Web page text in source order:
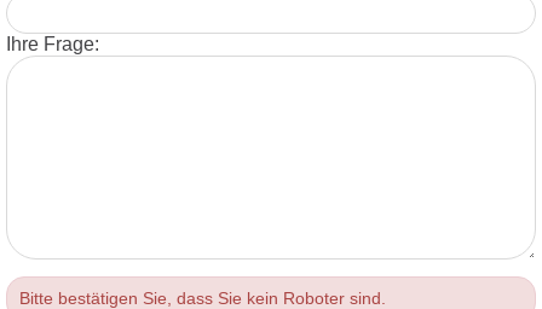
Ihre Frage:
Bitte bestätigen Sie, dass Sie kein Roboter sind.